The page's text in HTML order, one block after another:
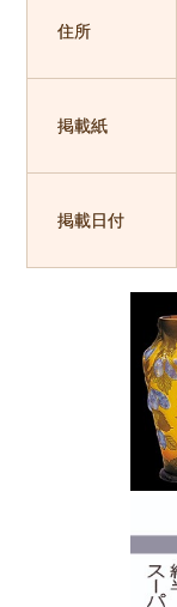
住所
掲載紙
掲載日付